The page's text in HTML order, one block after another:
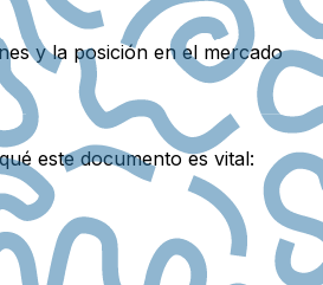
y la posición en el mercado
este documento es vital: